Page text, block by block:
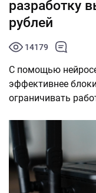
разработку
рублей
14179
С помощью
эффективнее
ограничивать